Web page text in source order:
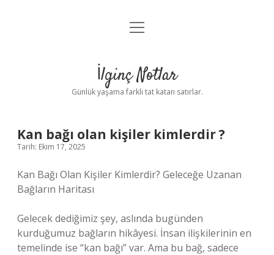
Anasayfa
Yasal Uyarı
menüyü
İlginç Notlar
Günlük yaşama farklı tat katan satırlar.
Kan bağı olan kişiler kimlerdir ?
Tarih: Ekim 17, 2025
Kan Bağı Olan Kişiler Kimlerdir? Geleceğe Uzanan
Bağların Haritası
Gelecek dediğimiz şey, aslında bugünden
kurduğumuz bağların hikâyesi. İnsan ilişkilerinin en
temelinde ise “kan bağı” var. Ama bu bağ, sadece